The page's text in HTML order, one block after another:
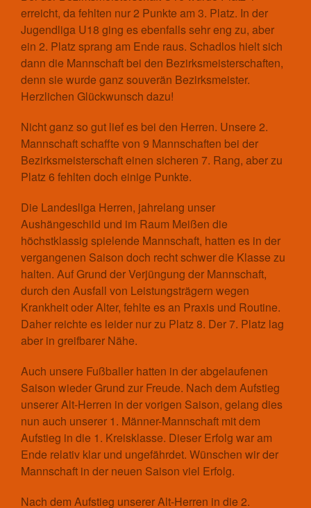
2. Männer
Alte Herren
D-Junioren
Gymnastik
Aktuelles
Kontakt
Trainingszeiten und Orte
Herzsport
Kegeln
Aktuelles
Kontakt
Mannschaften Kegeln
1. Männer
Trainingszeiten und Orte
Reha-Sport
Kontakt
Trainingszeiten und Orte
Tischtennis
Aktuelles
Kontakt
Trainingszeiten und Orte
erreicht, da fehlten nur 2 Punkte am 3. Platz. In der
Jugendliga U18 ging es ebenfalls sehr eng zu, aber
ein 2. Platz sprang am Ende raus. Schadlos hielt sich
dann die Mannschaft bei den Bezirksmeisterschaften,
denn sie wurde ganz souverän Bezirksmeister.
Herzlichen Glückwunsch dazu!
Nicht ganz so gut lief es bei den Herren. Unsere 2.
Mannschaft schaffte von 9 Mannschaften bei der
Bezirksmeisterschaft einen sicheren 7. Rang, aber zu
Platz 6 fehlten doch einige Punkte.
Die Landesliga Herren, jahrelang unser
Aushängeschild und im Raum Meißen die
höchstklassig spielende Mannschaft, hatten es in der
vergangenen Saison doch recht schwer die Klasse zu
halten. Auf Grund der Verjüngung der Mannschaft,
durch den Ausfall von Leistungsträgern wegen
Krankheit oder Alter, fehlte es an Praxis und Routine.
Daher reichte es leider nur zu Platz 8. Der 7. Platz lag
aber in greifbarer Nähe.
Auch unsere Fußballer hatten in der abgelaufenen
Saison wieder Grund zur Freude. Nach dem Aufstieg
unserer Alt-Herren in der vorigen Saison, gelang dies
nun auch unserer 1. Männer-Mannschaft mit dem
Aufstieg in die 1. Kreisklasse. Dieser Erfolg war am
Ende relativ klar und ungefährdet. Wünschen wir der
Mannschaft in der neuen Saison viel Erfolg.
Nach dem Aufstieg unserer Alt-Herren in die 2.